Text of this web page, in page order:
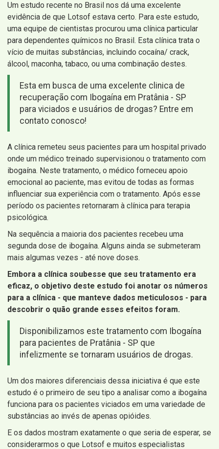
Um estudo recente no Brasil nos dá uma excelente
evidência de que Lotsof estava certo. Para este estudo,
uma equipe de cientistas procurou uma clínica particular
para dependentes químicos no Brasil. Esta clínica trata o
vício de muitas substâncias, incluindo cocaína/ crack,
álcool, maconha, tabaco, ou uma combinação destes.
Esta em busca de uma excelente clinica de
recuperação com Ibogaína em Pratânia - SP
para viciados e usuários de drogas? Entre em
contato conosco!
A clínica remeteu seus pacientes para um hospital privado
onde um médico treinado supervisionou o tratamento com
ibogaína. Neste tratamento, o médico forneceu apoio
emocional ao paciente, mas evitou de todas as formas
influenciar sua experiência com o tratamento. Após esse
período os pacientes retornaram à clínica para terapia
psicológica.
Na sequência a maioria dos pacientes recebeu uma
segunda dose de ibogaína. Alguns ainda se submeteram
mais algumas vezes - até nove doses.
Embora a clínica soubesse que seu tratamento era
eficaz, o objetivo deste estudo foi anotar os números
para a clínica - que manteve dados meticulosos - para
descobrir o quão grande esses efeitos foram.
Disponibilizamos este tratamento com Ibogaína
para pacientes de Pratânia - SP que
infelizmente se tornaram usuários de drogas.
Um dos maiores diferenciais dessa iniciativa é que este
estudo é o primeiro de seu tipo a analisar como a ibogaína
funciona para os pacientes viciados em uma variedade de
substâncias ao invés de apenas opióides.
E os dados mostram exatamente o que seria de esperar, se
considerarmos o que Lotsof e muitos especialistas